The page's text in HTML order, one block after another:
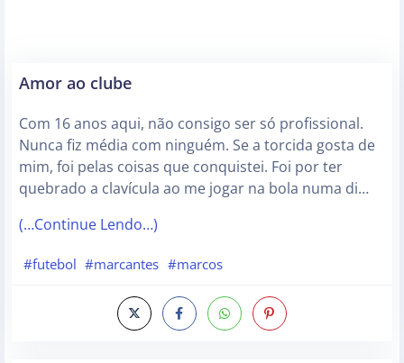
Amor ao clube
Com 16 anos aqui, não consigo ser só profissional.
Nunca fiz média com ninguém. Se a torcida gosta de
mim, foi pelas coisas que conquistei. Foi por ter
quebrado a clavícula ao me jogar na bola numa di…
(…Continue Lendo…)
#futebol #marcantes #marcos